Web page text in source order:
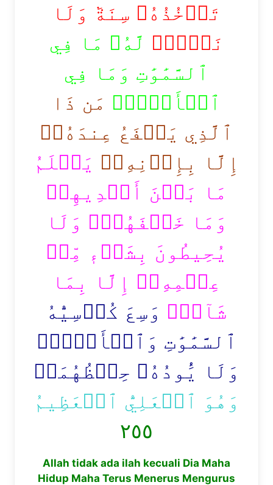
تَأۡخُذُهُۥ سِنَةٞ وَلَا
نَوۡمٞۚ لَّهُۥ مَا فِي
ٱلسَّمَٰوَٰتِ وَمَا فِي
ٱلۡأَرۡضِۗ مَن ذَا
ٱلَّذِي يَشۡفَعُ عِندَهُۥٓ
إِلَّا بِإِذۡنِهِۦۚ يَعۡلَمُ
مَا بَيۡنَ أَيۡدِيهِمۡ
وَمَا خَلۡفَهُمۡۖ وَلَا
يُحِيطُونَ بِشَيۡءٖ مِّنۡ
عِلۡمِهِۦٓ إِلَّا بِمَا
شَآءَۚ وَسِعَ كُرۡسِيُّهُ
ٱلسَّمَٰوَٰتِ وَٱلۡأَرۡضَۖ
وَلَا يَ‍ُٔودُهُۥ حِفۡظُهُمَاۚ
وَهُوَ ٱلۡعَلِيُّ ٱلۡعَظِيمُ
٢٥٥
Allah tidak ada ilah kecuali Dia Maha
Hidup Maha Terus Menerus Mengurus